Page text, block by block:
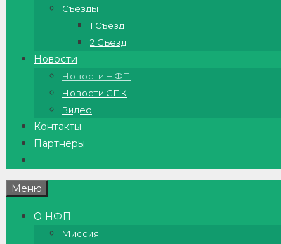
Съезды
1 Съезд
2 Съезд
Новости
Новости НФП
Новости СПК
Видео
Контакты
Партнеры
Меню
О НФП
Миссия